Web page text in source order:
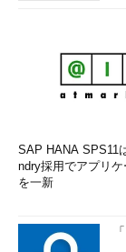
SAP HANA SPS11
ndry採用でアプリ
を一新